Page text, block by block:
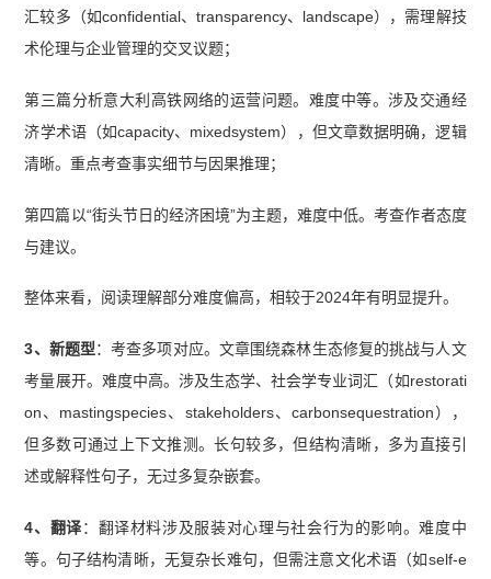
汇较多（如confidential、transparency、landscape），需理解技
术伦理与企业管理的交叉议题；
第三篇分析意大利高铁网络的运营问题。难度中等。涉及交通经
济学术语（如capacity、mixedsystem），但文章数据明确，逻辑
清晰。重点考查事实细节与因果推理；
第四篇以“街头节日的经济困境”为主题，难度中低。考查作者态度
与建议。
整体来看，阅读理解部分难度偏高，相较于2024年有明显提升。
3、新题型：考查多项对应。文章围绕森林生态修复的挑战与人文
考量展开。难度中高。涉及生态学、社会学专业词汇（如restorati
on、mastingspecies、stakeholders、carbonsequestration），
但多数可通过上下文推测。长句较多，但结构清晰，多为直接引
述或解释性句子，无过多复杂嵌套。
4、翻译：翻译材料涉及服装对心理与社会行为的影响。难度中
等。句子结构清晰，无复杂长难句，但需注意文化术语（如self-e